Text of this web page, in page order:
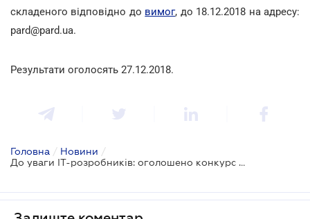
складеного відповідно до вимог, до 18.12.2018 на адресу:
pard@pard.ua.
Результати оголосять 27.12.2018.
Головна / Новини /
До уваги IT-розробників: оголошено конкурс на створення програмного забезпечення